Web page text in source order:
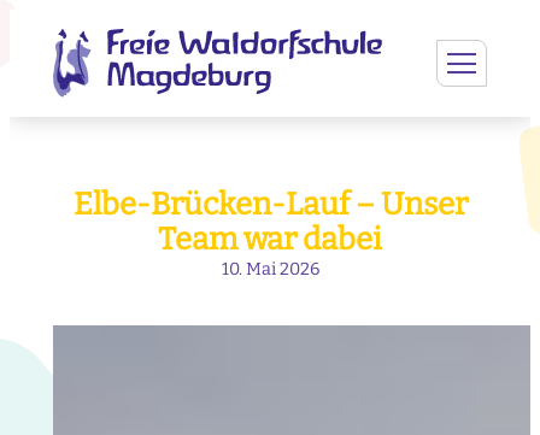
Elbe-Brücken-Lauf – Unser
Team war dabei
10. Mai 2026